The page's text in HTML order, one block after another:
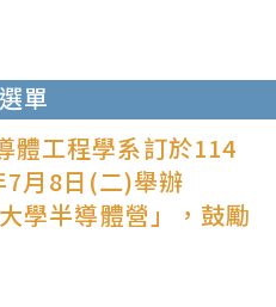
選單
體工程學系訂於114
月8日(二)舉辦
學半導體營」，鼓勵